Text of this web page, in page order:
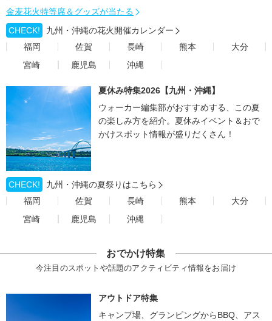
金麦花火特等席＆グッズが当たる
CHECK!
九州・沖縄の花火開催カレンダー
福岡
佐賀 長崎 熊本
大分
宮崎
鹿児島 沖縄
夏休み特集2026【九州・沖縄】
ウォーカー編集部がおすすめする、この夏
の楽しみ方を紹介。夏休みイベント＆おで
かけスポット情報が盛りだくさん！
CHECK!
九州・沖縄の夏祭りはこちら
福岡
佐賀 長崎 熊本
大分
宮崎
鹿児島 沖縄
おでかけ特集
今注目のスポットや話題のアクティビティ情報をお届け
アウトドア特集
キャンプ場、グランピングからBBQ、アス